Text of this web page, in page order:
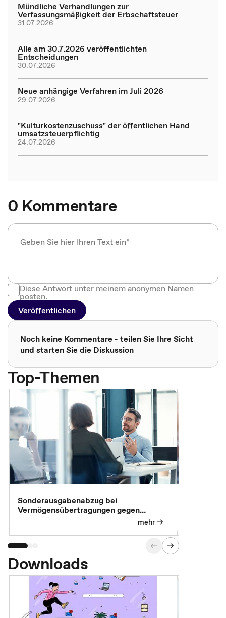
Mündliche Verhandlungen zur
Verfassungsmäßigkeit der Erbschaftsteuer
31.07.2026
Alle am 30.7.2026 veröffentlichten
Entscheidungen
30.07.2026
Neue anhängige Verfahren im Juli 2026
29.07.2026
"Kulturkostenzuschuss" der öffentlichen Hand
umsatzsteuerpflichtig
24.07.2026
0 Kommentare
Diese Antwort unter meinem anonymen Namen
posten.
Veröffentlichen
Noch keine Kommentare - teilen Sie Ihre Sicht
und starten Sie die Diskussion
Top-Themen
Sonderausgabenabzug bei
Vermögensübertragungen gegen
mehr
Downloads